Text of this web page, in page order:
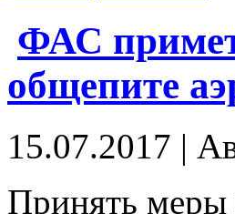
ФАС
общепите
15.07.2017 |
Принять мeры